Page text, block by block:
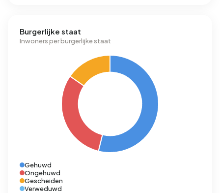
Burgerlijke staat
Inwoners per burgerlijke staat
Gehuwd
Ongehuwd
Gescheiden
Verweduwd